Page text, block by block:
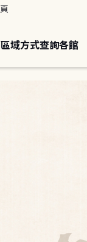
區域方式查詢各館